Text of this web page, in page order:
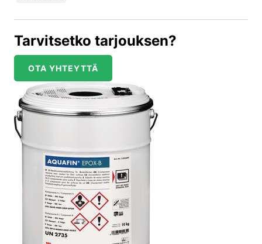
Tarvitsetko tarjouksen?
OTA YHTEYTTÄ